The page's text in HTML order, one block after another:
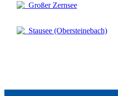
Großer Zernsee
Stausee (Obersteinebach)